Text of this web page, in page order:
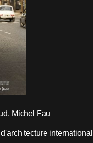
Michel Fau
international